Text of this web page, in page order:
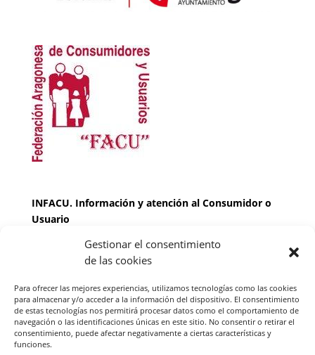
Gestionar el consentimiento
de las cookies
Para ofrecer las mejores experiencias, utilizamos tecnologías como las cookies
para almacenar y/o acceder a la información del dispositivo. El consentimiento
de estas tecnologías nos permitirá procesar datos como el comportamiento de
navegación o las identificaciones únicas en este sitio. No consentir o retirar el
consentimiento, puede afectar negativamente a ciertas características y
funciones.
INFACU. Información y atención al Consumidor o
Usuario
MARTES Y JUEVES de17:00 a 20 horas
horas
Teléfono de contacto976 13 47 92